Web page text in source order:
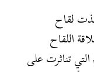
لقاح
اللقاح
التي تناثرت على